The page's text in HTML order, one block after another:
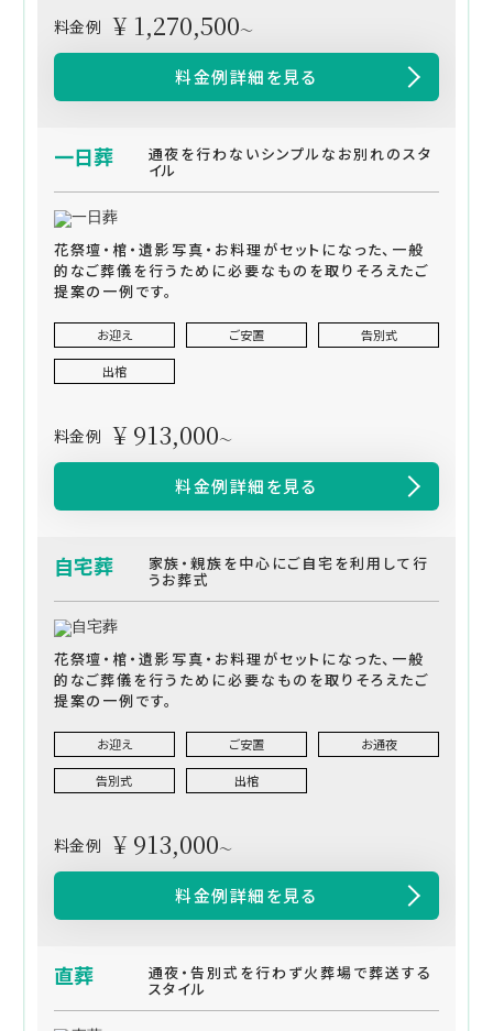
料金例 ¥ 1,270,500～
料金例詳細を見る
一日葬 通夜を行わないシンプルなお別れのスタ
イル
花祭壇・棺・遺影写真・お料理がセットになった、一般
的なご葬儀を行うために必要なものを取りそろえたご
提案の一例です。
お迎え ご安置 告別式
出棺
料金例 ¥ 913,000～
料金例詳細を見る
自宅葬 家族・親族を中心にご自宅を利用して行
うお葬式
花祭壇・棺・遺影写真・お料理がセットになった、一般
的なご葬儀を行うために必要なものを取りそろえたご
提案の一例です。
お迎え ご安置 お通夜
告別式 出棺
料金例 ¥ 913,000～
料金例詳細を見る
直葬 通夜・告別式を行わず火葬場で葬送する
スタイル